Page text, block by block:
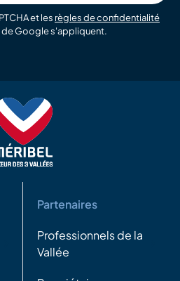
et les règles de confidentialité
de Google s'appliquent.
Partenaires
Professionnels de la
Vallée